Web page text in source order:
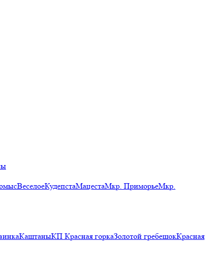
ВеселоеКудепстаМацестаМкр. ПриморьеМкр.
КаштаныКП Красная горкаЗолотой гребешокКрасная